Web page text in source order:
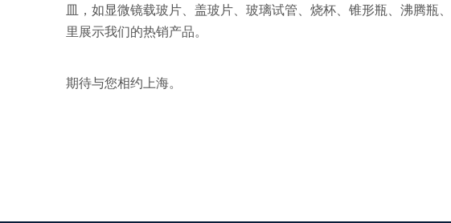
皿，如显微镜载玻片、盖玻片、玻璃试管、烧杯、锥形瓶、沸腾瓶
里展示我们的热销产品。
期待与您相约上海。